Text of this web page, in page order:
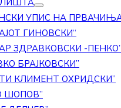
УПИС НА
ГИНОВСКИ“
ЗДРАВКОВСКИ -ПЕНКО”
БРАЈКОВСКИ”
КЛИМЕНТ ОХРИДСКИ”
ШОПОВ”